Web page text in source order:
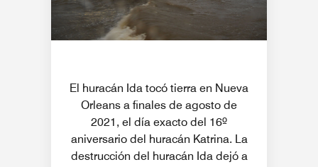
El huracán Ida tocó tierra en Nueva
Orleans a finales de agosto de
2021, el día exacto del 16º
aniversario del huracán Katrina. La
destrucción del huracán Ida dejó a